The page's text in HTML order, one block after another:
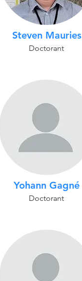
Steven Mauries
Doctorant
Yohann Gagné
Doctorant